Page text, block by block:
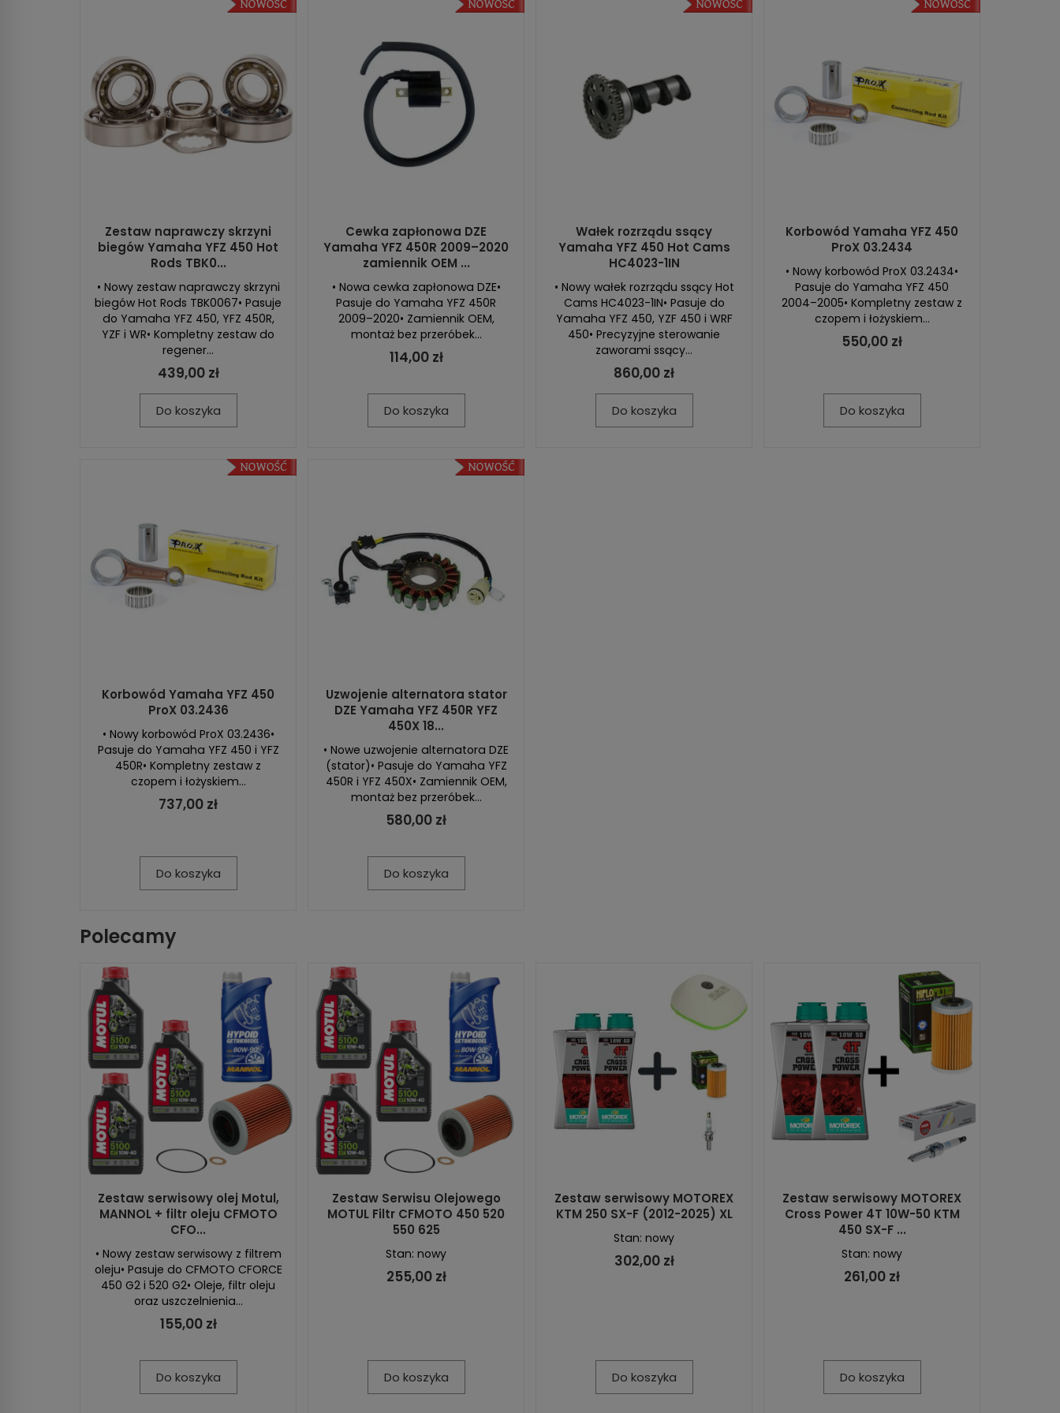
Zestaw naprawczy skrzyni
biegów Yamaha YFZ 450 Hot
Rods TBK0...
• Nowy zestaw naprawczy skrzyni
biegów Hot Rods TBK0067• Pasuje
do Yamaha YFZ 450, YFZ 450R,
YZF i WR• Kompletny zestaw do
regener...
439,00 zł
Do koszyka
Cewka zapłonowa DZE
Yamaha YFZ 450R 2009–2020
zamiennik OEM ...
• Nowa cewka zapłonowa DZE•
Pasuje do Yamaha YFZ 450R
2009–2020• Zamiennik OEM,
montaż bez przeróbek...
114,00 zł
Do koszyka
Wałek rozrządu ssący
Yamaha YFZ 450 Hot Cams
HC4023-1IN
• Nowy wałek rozrządu ssący Hot
Cams HC4023-1IN• Pasuje do
Yamaha YFZ 450, YZF 450 i WRF
450• Precyzyjne sterowanie
zaworami ssący...
860,00 zł
Do koszyka
Korbowód Yamaha YFZ 450
ProX 03.2434
• Nowy korbowód ProX 03.2434•
Pasuje do Yamaha YFZ 450
2004–2005• Kompletny zestaw z
czopem i łożyskiem...
550,00 zł
Do koszyka
Korbowód Yamaha YFZ 450
ProX 03.2436
• Nowy korbowód ProX 03.2436•
Pasuje do Yamaha YFZ 450 i YFZ
450R• Kompletny zestaw z
czopem i łożyskiem...
737,00 zł
Do koszyka
Uzwojenie alternatora stator
DZE Yamaha YFZ 450R YFZ
450X 18...
• Nowe uzwojenie alternatora DZE
(stator)• Pasuje do Yamaha YFZ
450R i YFZ 450X• Zamiennik OEM,
montaż bez przeróbek...
580,00 zł
Do koszyka
Polecamy
Zestaw serwisowy olej Motul,
MANNOL + filtr oleju CFMOTO
CFO...
• Nowy zestaw serwisowy z filtrem
oleju• Pasuje do CFMOTO CFORCE
450 G2 i 520 G2• Oleje, filtr oleju
oraz uszczelnienia...
155,00 zł
Do koszyka
Zestaw Serwisu Olejowego
MOTUL Filtr CFMOTO 450 520
550 625
Stan: nowy
255,00 zł
Do koszyka
Zestaw serwisowy MOTOREX
KTM 250 SX-F (2012-2025) XL
Stan: nowy
302,00 zł
Do koszyka
Zestaw serwisowy MOTOREX
Cross Power 4T 10W-50 KTM
450 SX-F ...
Stan: nowy
261,00 zł
Do koszyka